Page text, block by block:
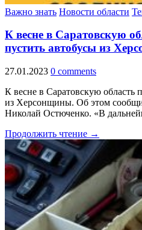
Важно знать Новости области
К весне в Саратовскую
пустить автобусы из
27.01.2023 0 comments
К весне в Саратовскую область
из Херсонщины. Об этом
Николай Остюченко. «В
Продолжить чтение →